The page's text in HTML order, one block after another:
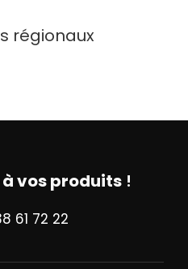
régionaux
vos produits!
61 72 22